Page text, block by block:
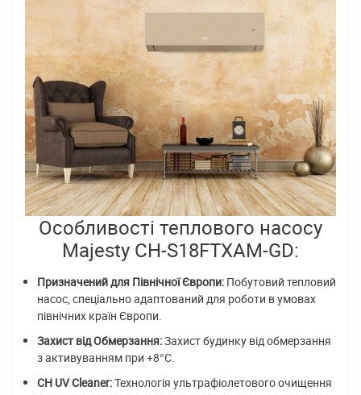
Особливості теплового насосу
Majesty CH-S18FTXAM-GD:
Призначений для Північної Європи: Побутовий тепловий
насос, спеціально адаптований для роботи в умовах
північних країн Європи.
Захист від Обмерзання:Захист будинку від обмерзання
з активуванням при +8°C.
CH UV Cleaner:Технологія ультрафіолетового очищення